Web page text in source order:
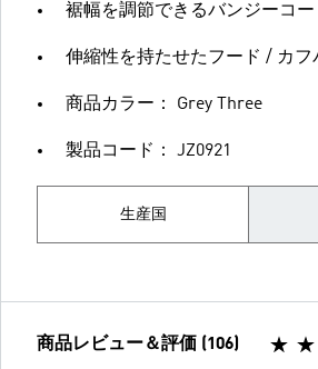
裾幅を調節できるバンジーコー
伸縮性を持たせたフード / カフ
商品カラー： Grey Three
製品コード： JZ0921
生産国
商品レビュー＆評価 (106)